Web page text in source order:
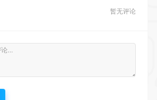
暂无评论